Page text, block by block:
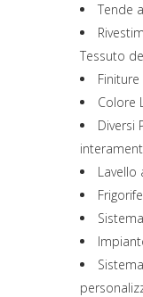
Tende
Tessuto
Colore
Diversi
Lavello